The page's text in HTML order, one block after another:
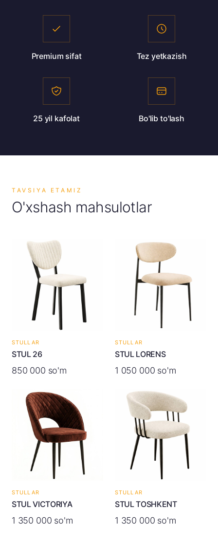
Premium sifat Tez yetkazish
25 yil kafolat Bo'lib to'lash
TAVSIYA ETAMIZ
O'xshash mahsulotlar
STULLAR
STUL 26
850 000 so'm
STULLAR
STUL LORENS
1 050 000 so'm
STULLAR
STUL VICTORIYA
1 350 000 so'm
STULLAR
STUL TOSHKENT
1 350 000 so'm